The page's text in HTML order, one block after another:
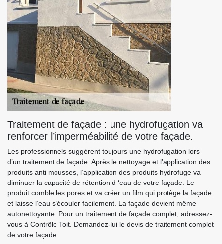
Traitement de façade : une hydrofugation va
renforcer l’imperméabilité de votre façade.
Les professionnels suggèrent toujours une hydrofugation lors
d’un traitement de façade. Après le nettoyage et l’application des
produits anti mousses, l’application des produits hydrofuge va
diminuer la capacité de rétention d ‘eau de votre façade. Le
produit comble les pores et va créer un film qui protège la façade
et laisse l’eau s’écouler facilement. La façade devient même
autonettoyante. Pour un traitement de façade complet, adressez-
vous à Contrôle Toit. Demandez-lui le devis de traitement complet
de votre façade.